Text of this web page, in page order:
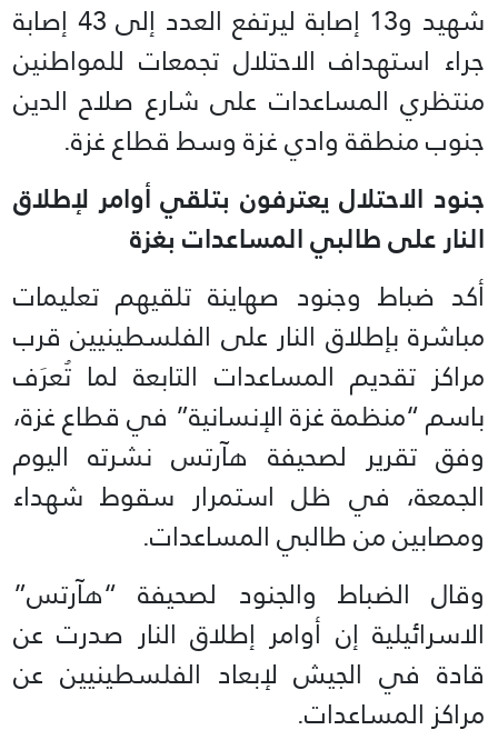
شهيد و13 إصابة ليرتفع العدد إلى 43 إصابة
جراء استهداف الاحتلال تجمعات للمواطنين
منتظري المساعدات على شارع صلاح الدين
جنوب منطقة وادي غزة وسط قطاع غزة.
جنود الاحتلال يعترفون بتلقي أوامر لإطلاق
النار على طالبي المساعدات بغزة
أكد ضباط وجنود صهاينة تلقيهم تعليمات
مباشرة بإطلاق النار على الفلسطينيين قرب
مراكز تقديم المساعدات التابعة لما تُعرَف
باسم “منظمة غزة الإنسانية” في قطاع غزة،
وفق تقرير لصحيفة هآرتس نشرته اليوم
الجمعة، في ظل استمرار سقوط شهداء
ومصابين من طالبي المساعدات.
وقال الضباط والجنود لصحيفة “هآرتس”
الاسرائيلية إن أوامر إطلاق النار صدرت عن
قادة في الجيش لإبعاد الفلسطينيين عن
مراكز المساعدات.